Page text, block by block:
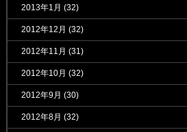
2013年1月 (32)
2012年12月 (32)
2012年11月 (31)
2012年10月 (32)
2012年9月 (30)
2012年8月 (32)